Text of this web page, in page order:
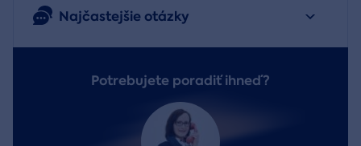
Najčastejšie otázky
Potrebujete poradiť ihneď?